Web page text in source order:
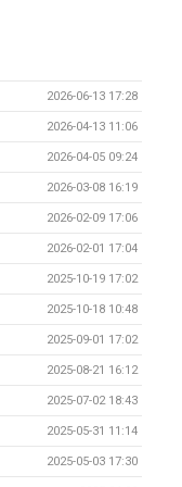
2026-06-13 17:28
2026-04-13 11:06
2026-04-05 09:24
2026-03-08 16:19
2026-02-09 17:06
2026-02-01 17:04
2025-10-19 17:02
2025-10-18 10:48
2025-09-01 17:02
2025-08-21 16:12
2025-07-02 18:43
2025-05-31 11:14
2025-05-03 17:30